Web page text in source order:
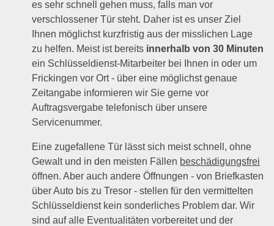
es sehr schnell gehen muss, falls man vor
verschlossener Tür steht. Daher ist es unser Ziel
Ihnen möglichst kurzfristig aus der misslichen Lage
zu helfen. Meist ist bereits innerhalb von 30 Minuten
ein Schlüsseldienst-Mitarbeiter bei Ihnen in oder um
Frickingen vor Ort - über eine möglichst genaue
Zeitangabe informieren wir Sie gerne vor
Auftragsvergabe telefonisch über unsere
Servicenummer.
Eine zugefallene Tür lässt sich meist schnell, ohne
Gewalt und in den meisten Fällen beschädigungsfrei
öffnen. Aber auch andere Öffnungen - von Briefkasten
über Auto bis zu Tresor - stellen für den vermittelten
Schlüsseldienst kein sonderliches Problem dar. Wir
sind auf alle Eventualitäten vorbereitet und der